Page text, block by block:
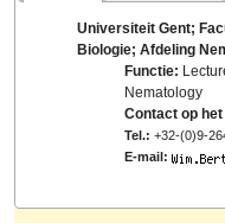
Universiteit Gent;
Biologie; Afdeling
Functie:
Nematology
Contact op
Tel.: +32-(0)9-
E-mail: